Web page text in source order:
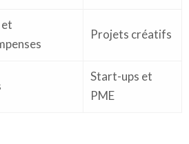
Projets créatifs
Start-ups et
PME